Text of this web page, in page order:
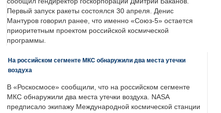
Первый запуск ракеты состоялся 30 апреля. Денис
Мантуров говорил ранее, что именно «Союз-5» остается
приоритетным проектом российской космической
программы.
На российском сегменте МКС обнаружили два места утечки
воздуха
В «Роскосмосе» сообщили, что на российском сегменте
МКС обнаружили два места утечки воздуха. NASA
предписало экипажу Международной космической станции